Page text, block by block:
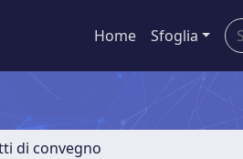
Home Sfoglia
di convegno